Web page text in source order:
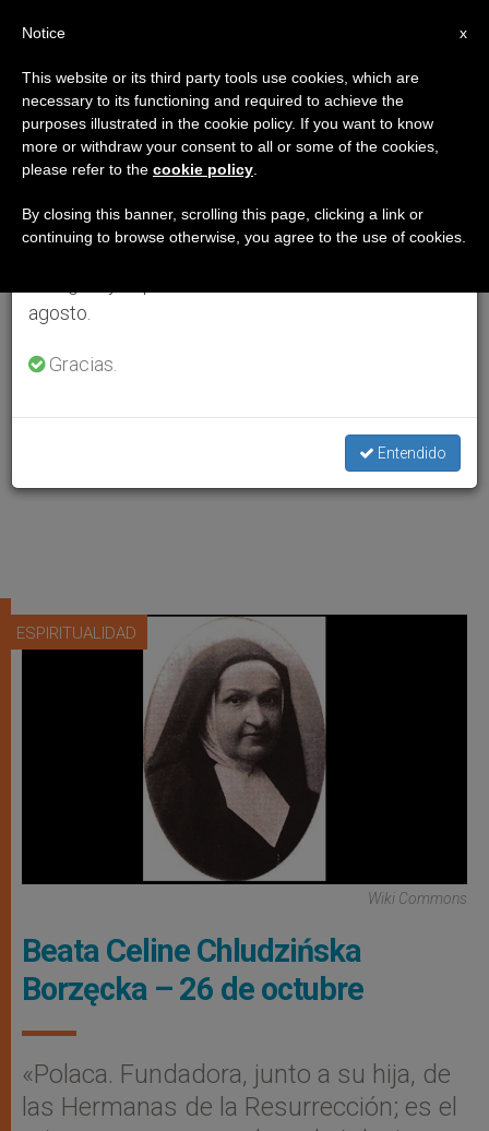
ESPIRITUALIDAD
Wiki Commons
Beata Celine Chludzińska
Borzęcka – 26 de octubre
​«Polaca. Fundadora, junto a su hija, de
las Hermanas de la Resurrección; es el
×
Aviso importante
Del 27 de julio al 7 de agosto haremos la pausa
anual, aprovechando que en el periodo de verano
se generan menos informaciones y también el
agosto.
Gracias.
Entendido
x
Notice
This website or its third party tools use cookies, which are
necessary to its functioning and required to achieve the
purposes illustrated in the cookie policy. If you want to know
more or withdraw your consent to all or some of the cookies,
please refer to the cookie policy
By closing this banner, scrolling this page, clicking a link or
continuing to browse otherwise, you agree to the use of cookies.